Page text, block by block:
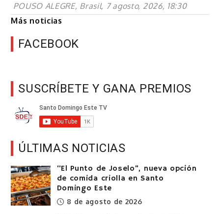
POUSO ALEGRE, Brasil, 7 agosto, 2026, 18:30
Más noticias
FACEBOOK
SUSCRÍBETE Y GANA PREMIOS
ÚLTIMAS NOTICIAS
“El Punto de Joselo”, nueva opción
de comida criolla en Santo
Domingo Este
8 de agosto de 2026